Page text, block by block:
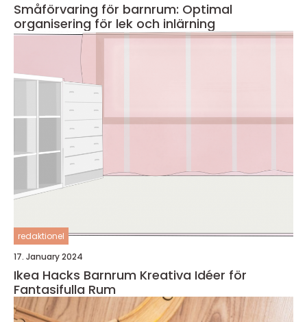
Småförvaring för barnrum: Optimal
organisering för lek och inlärning
redaktionel
17. January 2024
Ikea Hacks Barnrum Kreativa Idéer för
Fantasifulla Rum